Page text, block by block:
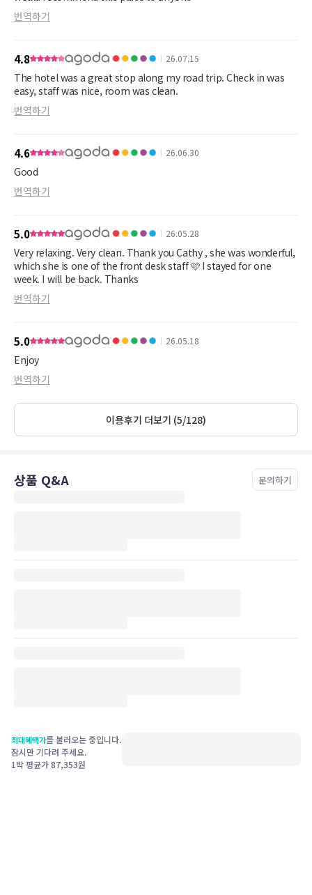
번역하기
4.8 26.07.15
The hotel was a great stop along my road trip. Check in was
easy, staff was nice, room was clean.
번역하기
4.6 26.06.30
Good
번역하기
5.0 26.05.28
Very relaxing. Very clean. Thank you Cathy , she was wonderful,
which she is one of the front desk staff 🩷 I stayed for one
week. I will be back. Thanks
번역하기
5.0 26.05.18
Enjoy
번역하기
이용후기 더보기 (5/128)
상품 Q&A 문의하기
최대혜택가를 불러오는 중입니다.
잠시만 기다려 주세요.
1박 평균가87,353원